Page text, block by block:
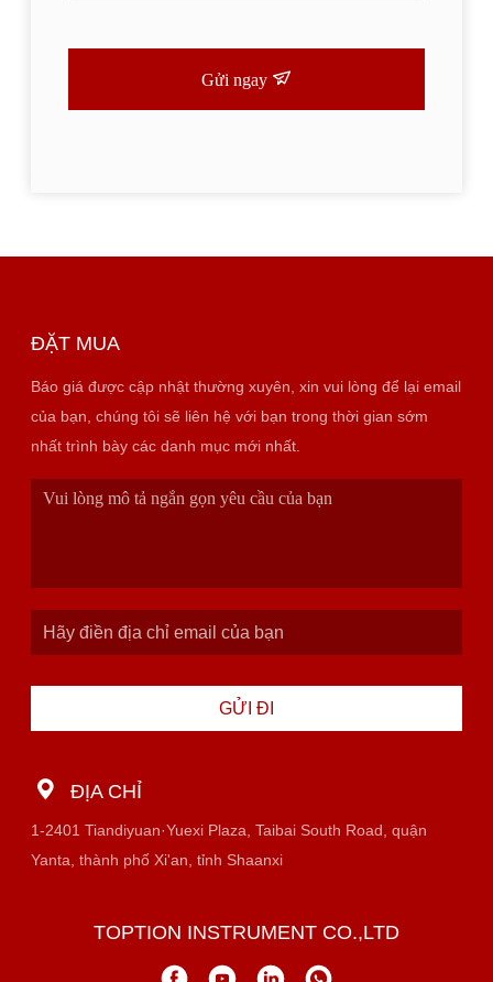
Gửi ngay
ĐẶT MUA
Báo giá được cập nhật thường xuyên, xin vui lòng để lại email
của bạn, chúng tôi sẽ liên hệ với bạn trong thời gian sớm
nhất trình bày các danh mục mới nhất.
GỬI ĐI
ĐỊA CHỈ
1-2401 Tiandiyuan·Yuexi Plaza, Taibai South Road, quận
Yanta, thành phố Xi'an, tỉnh Shaanxi
TOPTION INSTRUMENT CO.,LTD